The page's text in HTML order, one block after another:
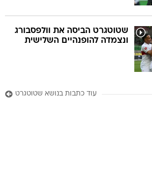
שטוטגרט הביסה את וולפסבורג
ונצמדה להופנהיים השלישית
עוד כתבות בנושא שטוטגרט